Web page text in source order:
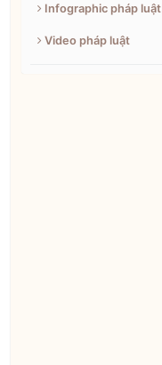
Infographic pháp luật
Video pháp luật